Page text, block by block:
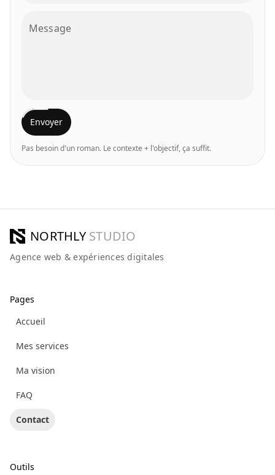
Message
Envoyer
Pas besoin d'un roman. Le contexte + l'objectif, ça suffit.
NORTHLY STUDIO
Agence web & expériences digitales
Pages
Accueil
Mes services
Ma vision
FAQ
Contact
Outils